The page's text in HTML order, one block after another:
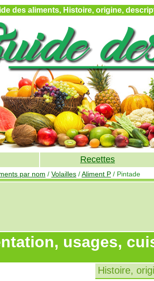
des aliments, Histoire, origine,
Recettes
par nom / Volailles /Aliment P / Pintade
usages,
Histoire,